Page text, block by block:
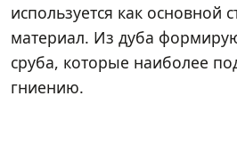
используется как основной
материал. Из дуба
сруба, которые наиболее
гниению.